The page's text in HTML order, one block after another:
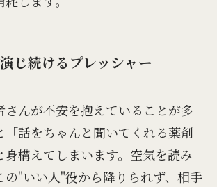
じ続けるプレッシャー
さんが不安を抱えていることが多
「話をちゃんと聞いてくれる薬剤
身構えてしまいます。空気を読み
の"いい人"役から降りられず、相手